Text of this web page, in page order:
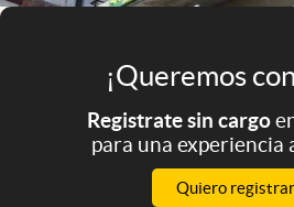
¡Queremos
Registrate sin cargo
para una experiencia
Quiero